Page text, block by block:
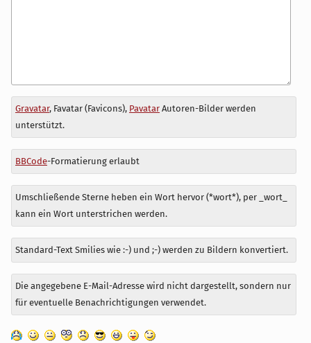
Antwort
zu
Gravatar, Favatar (Favicons), PavatarAutoren-Bilder werden
unterstützt.
BBCode-Formatierung erlaubt
Umschließende Sterne heben ein Wort hervor (*wort*), per _wort_
kann ein Wort unterstrichen werden.
Standard-Text Smilies wie :-) und ;-) werden zu Bildern konvertiert.
Die angegebene E-Mail-Adresse wird nicht dargestellt, sondern nur
für eventuelle Benachrichtigungen verwendet.